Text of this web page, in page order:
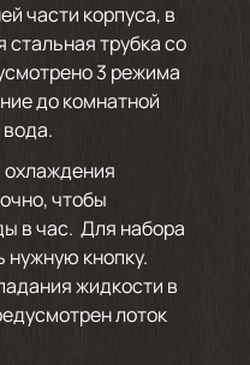
части корпуса, в
трубка со
3 режима
до комнатной
чтобы
в час. Для набора
кнопку.
жидкости в
лоток